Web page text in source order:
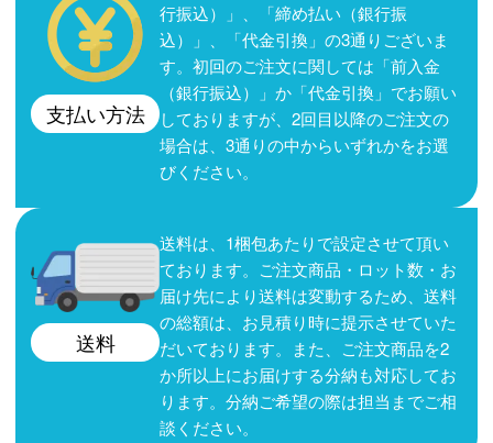
支払い方法
行振込）」、「締め払い（銀行振
込）」、「代金引換」の3通りございま
す。初回のご注文に関しては「前入金
（銀行振込）」か「代金引換」でお願い
しておりますが、2回目以降のご注文の
場合は、3通りの中からいずれかをお選
びください。
送料
送料は、1梱包あたりで設定させて頂い
ております。ご注文商品・ロット数・お
届け先により送料は変動するため、送料
の総額は、お見積り時に提示させていた
だいております。また、ご注文商品を2
か所以上にお届けする分納も対応してお
ります。分納ご希望の際は担当までご相
談ください。